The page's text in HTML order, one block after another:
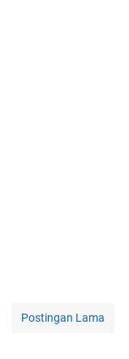
Postingan Lama